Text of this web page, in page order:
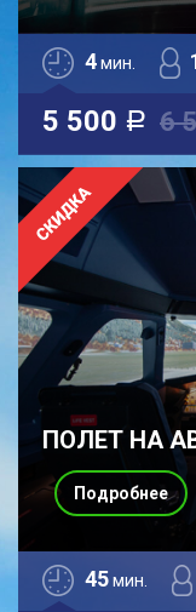
4мин.
5 500 a 6
ПОЛЕТ НА
45мин.
Подробнее